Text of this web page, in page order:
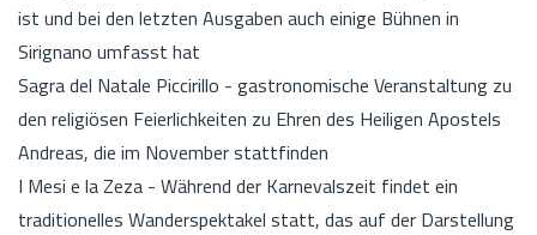
ist und bei den letzten Ausgaben auch einige Bühnen in
Sirignano umfasst hat
Sagra del Natale Piccirillo - gastronomische Veranstaltung zu
den religiösen Feierlichkeiten zu Ehren des Heiligen Apostels
Andreas, die im November stattfinden
I Mesi e la Zeza - Während der Karnevalszeit findet ein
traditionelles Wanderspektakel statt, das auf der Darstellung